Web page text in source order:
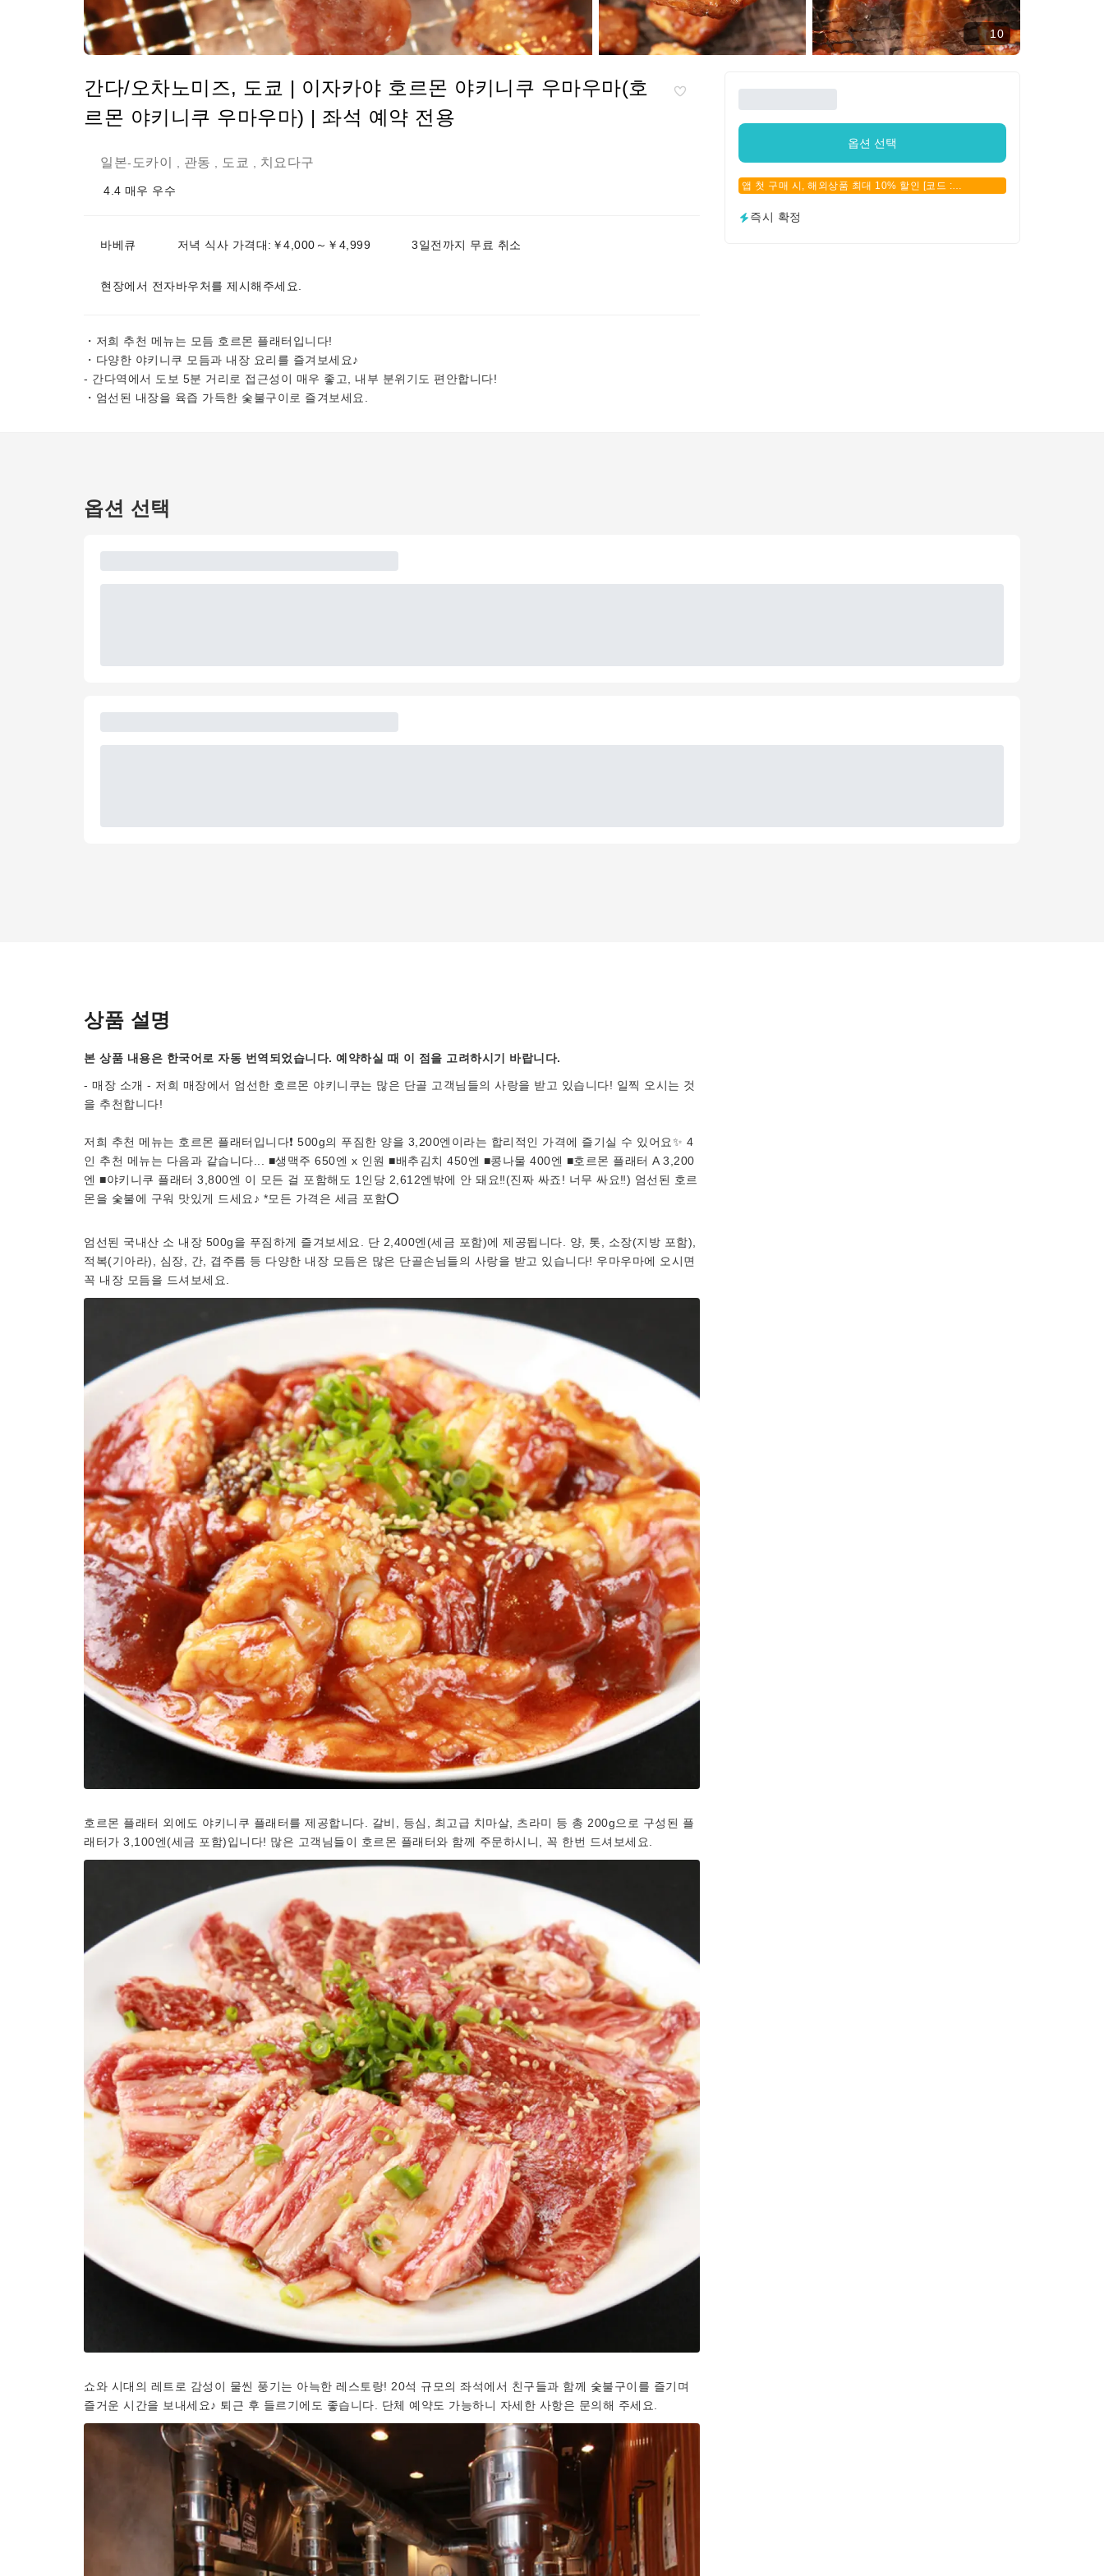
10
간다/오차노미즈, 도쿄 | 이자카야 호르몬 야키니쿠 우마우마(호
르몬 야키니쿠 우마우마) | 좌석 예약 전용
일본- 도카이 관동 도쿄 치요다구
4.4 매우 우수
바베큐 저녁 식사 가격대:￥4,000～￥4,999 3일전까지 무료 취소
현장에서 전자바우처를 제시해주세요.
・저희 추천 메뉴는 모듬 호르몬 플래터입니다!
・다양한 야키니쿠 모듬과 내장 요리를 즐겨보세요♪
- 간다역에서 도보 5분 거리로 접근성이 매우 좋고, 내부 분위기도 편안합니다!
・엄선된 내장을 육즙 가득한 숯불구이로 즐겨보세요.
옵션 선택
앱 첫 구매 시, 해외상품 최대 10% 할인 [코드 :
즉시 확정
옵션 선택
상품 설명
본 상품 내용은 한국어로 자동 번역되었습니다. 예약하실 때 이 점을 고려하시기 바랍니다.
- 매장 소개 - 저희 매장에서 엄선한 호르몬 야키니쿠는 많은 단골 고객님들의 사랑을 받고 있습니다! 일찍 오시는 것
을 추천합니다!
저희 추천 메뉴는 호르몬 플래터입니다❗️ 500g의 푸짐한 양을 3,200엔이라는 합리적인 가격에 즐기실 수 있어요✨ 4
인 추천 메뉴는 다음과 같습니다... ■생맥주 650엔 x 인원 ■배추김치 450엔 ■콩나물 400엔 ■호르몬 플래터 A 3,200
엔 ■야키니쿠 플래터 3,800엔 이 모든 걸 포함해도 1인당 2,612엔밖에 안 돼요‼️(진짜 싸죠! 너무 싸요‼️) 엄선된 호르
몬을 숯불에 구워 맛있게 드세요♪ *모든 가격은 세금 포함⭕️
엄선된 국내산 소 내장 500g을 푸짐하게 즐겨보세요. 단 2,400엔(세금 포함)에 제공됩니다. 양, 톳, 소장(지방 포함),
적복(기아라), 심장, 간, 겹주름 등 다양한 내장 모듬은 많은 단골손님들의 사랑을 받고 있습니다! 우마우마에 오시면
꼭 내장 모듬을 드셔보세요.
호르몬 플래터 외에도 야키니쿠 플래터를 제공합니다. 갈비, 등심, 최고급 치마살, 츠라미 등 총 200g으로 구성된 플
래터가 3,100엔(세금 포함)입니다! 많은 고객님들이 호르몬 플래터와 함께 주문하시니, 꼭 한번 드셔보세요.
쇼와 시대의 레트로 감성이 물씬 풍기는 아늑한 레스토랑! 20석 규모의 좌석에서 친구들과 함께 숯불구이를 즐기며
즐거운 시간을 보내세요♪ 퇴근 후 들르기에도 좋습니다. 단체 예약도 가능하니 자세한 사항은 문의해 주세요.